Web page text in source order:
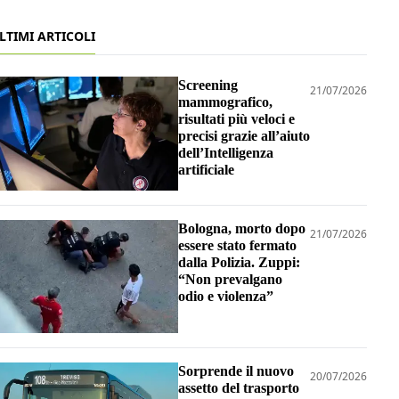
ARTICOLI
Screening
mammografico,
risultati più veloci e
precisi grazie all’aiuto
dell’Intelligenza
artificiale
21/07/2026
Bologna, morto dopo
essere stato fermato
dalla Polizia. Zuppi:
“Non prevalgano
odio e violenza”
21/07/2026
Sorprende il nuovo
assetto del trasporto
20/07/2026